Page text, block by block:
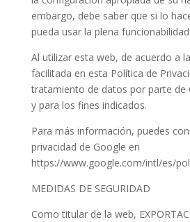
embargo, debe saber que si lo
pueda usar la plena
Al utilizar esta web, de acuerdo a
facilitada en esta Política de
tratamiento de datos por parte de
y para los fines indicados.
Para más información, puedes
privacidad de Google en
https://www.google.com/intl/es/
MEDIDAS DE SEGURIDAD
Como titular de la web,